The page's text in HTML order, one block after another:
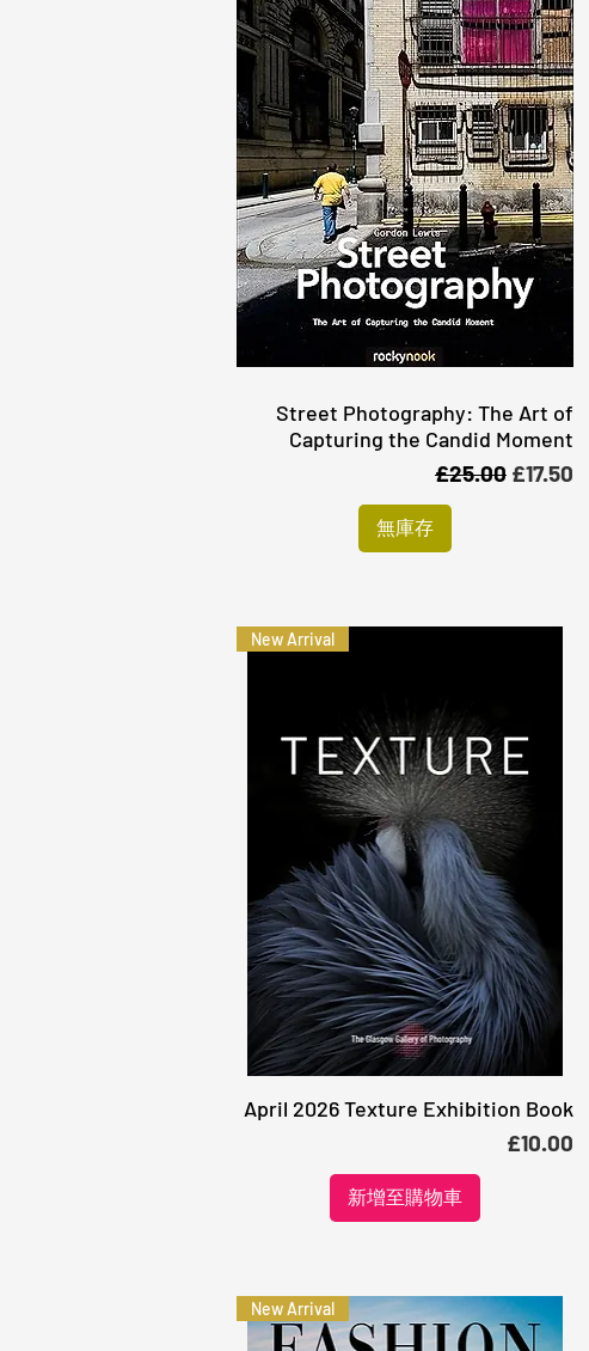
快速瀏覽
Street Photography: The Art of
Capturing the Candid Moment
一般價格
£25.00 促銷價格
£17.50
無庫存
快速瀏覽
New Arrival
April 2026 Texture Exhibition Book
價格
£10.00
新增至購物車
New Arrival